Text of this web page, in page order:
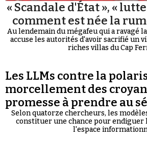
« Scandale d'État », «
comment est née la
Au lendemain du mégafeu qui a ravagé
accuse les autorités d'avoir sacrifié un
riches villas du Cap
Les LLMs contre la
morcellement des
promesse à prendre au
Selon quatorze chercheurs, les
constituer une chance pour endiguer
l'espace